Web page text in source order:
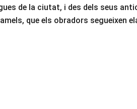
de la ciutat, i des dels seus
que els obradors segueixen